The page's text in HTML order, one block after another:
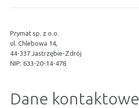
Prymat sp. z o.o.
ul. Chlebowa 14,
44-337 Jastrzębie-Zdrój
NIP: 633-20-14-478
Dane kontaktowe